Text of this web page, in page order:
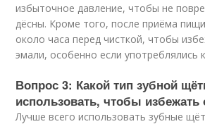
избыточное давление, чтобы не
дёсны. Кроме того, после приёма
около часа перед чисткой, чтобы
эмали, особенно если употреблялись
Вопрос 3: Какой тип зубной
использовать, чтобы
Лучше всего использовать зубные